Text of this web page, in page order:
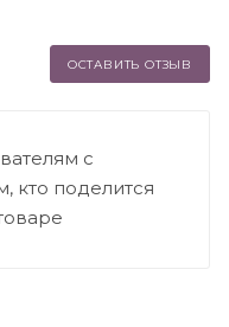
ОСТАВИТЬ ОТЗЫВ
с
кто поделится